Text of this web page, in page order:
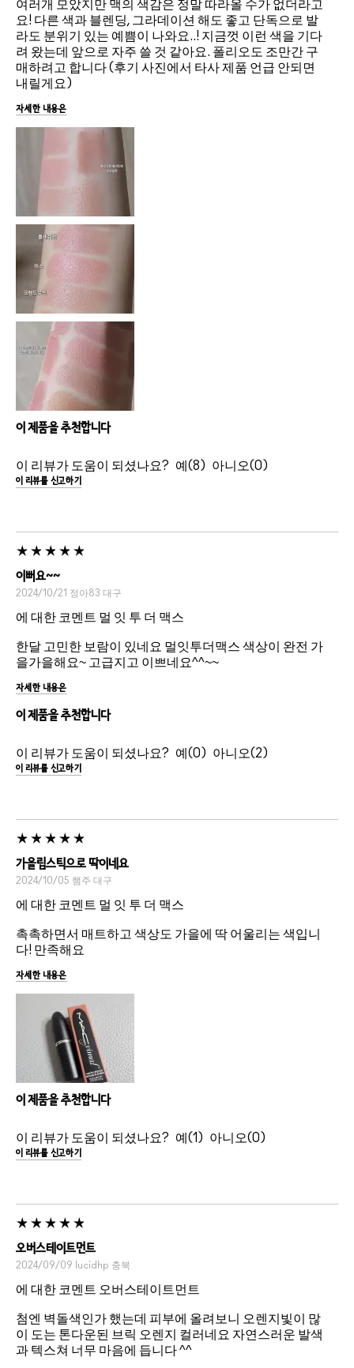
여러개 모았지만 맥의 색감은 정말 따라올 수가 없더라고
요! 다른 색과 블렌딩, 그라데이션 해도 좋고 단독으로 발
라도 분위기 있는 예쁨이 나와요..! 지금껏 이런 색을 기다
려 왔는데 앞으로 자주 쓸 것 같아요. 폴리오도 조만간 구
매하려고 합니다 (후기 사진에서 타사 제품 언급 안되면
내릴게요)
자세한 내용은
이 제품을 추천합니다
이 리뷰가 도움이 되셨나요? 8 0
이 리뷰를 신고하기
이뻐요~~
2024/10/21 정아83 대구
에 대한 코멘트 멀 잇 투 더 맥스
한달 고민한 보람이 있네요 멀잇투더맥스 색상이 완전 가
을가을해요~ 고급지고 이쁘네요^^~~
자세한 내용은
이 제품을 추천합니다
이 리뷰가 도움이 되셨나요? 0 2
이 리뷰를 신고하기
가을립스틱으로 딱이네요
2024/10/05 햄주 대구
에 대한 코멘트 멀 잇 투 더 맥스
촉촉하면서 매트하고 색상도 가을에 딱 어울리는 색입니
다! 만족해요
자세한 내용은
이 제품을 추천합니다
이 리뷰가 도움이 되셨나요? 1 0
이 리뷰를 신고하기
오버스테이트먼트
2024/09/09 lucidhp 충북
에 대한 코멘트 오버스테이트먼트
첨엔 벽돌색인가 했는데 피부에 올려보니 오렌지빛이 많
이 도는 톤다운된 브릭 오렌지 컬러네요 자연스러운 발색
과 텍스쳐 너무 마음에 듭니다 ^^